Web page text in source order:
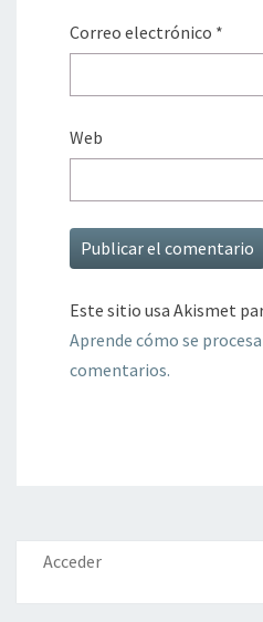
Correo electrónico *
Web
Este sitio usa Akismet
Aprende cómo se
comentarios.
Acceder